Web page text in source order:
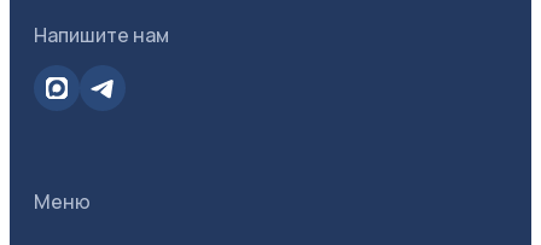
Напишите нам
Меню